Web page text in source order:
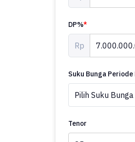
DP%*
Rp
Suku Bunga Periode
Tenor